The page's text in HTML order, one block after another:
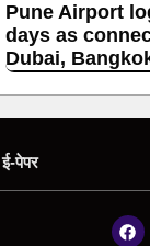
Pune Airport
days as
Dubai,
ई-पेपर